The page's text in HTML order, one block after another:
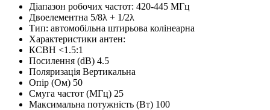
Діапазон робочих частот: 420-445 МГц
Двоелементна 5/8λ + 1/2λ
Тип: автомобільна штирьова колінеарна
Характеристики антен:
КСВН <1.5:1
Посилення (dB) 4.5
Поляризація Вертикальна
Опір (Ом) 50
Смуга частот (МГц) 25
Максимальна потужність (Вт) 100